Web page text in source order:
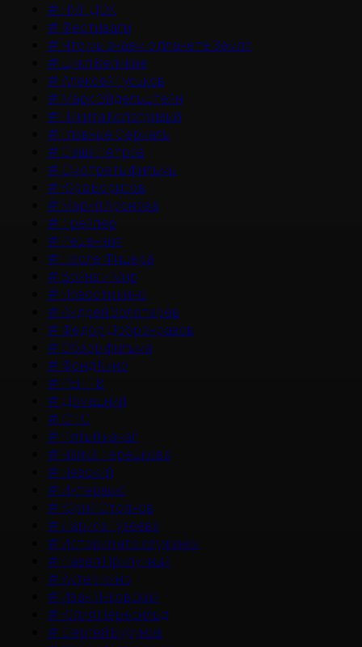
# НМГ ДОК
# Фестивали
# Что мы знаем о планете Земля
# Цикл Великие
#Алексей Гуськов
# Марк Эйдельштейн
# Никита Кологривый
# Главные Сериалы
# Саша Петров
# Смотреть фильмы
# Юра Борисов
# Мария Аронова
# Трейлер
# Рецензия
# После Фишера
# Война и Мир
# Новости кино
#Андрей Золотарев
# Федор Добронравов
# Обзор фильма
# Фонд Кино
# РЕН ТВ
# Домашний
# СТС
# Пятый канал
# Чайка Терешкова
# Невский
# Интервью
# Юрий Стоянов
#Лариса Гузеева
# История его служанки
# Павел Прилучный
#Актер кино
# Иван Янковский
# Юлия Пересильд
# Сергей Бурунов